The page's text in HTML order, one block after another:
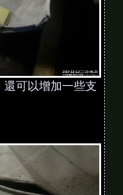
可以增加一些支